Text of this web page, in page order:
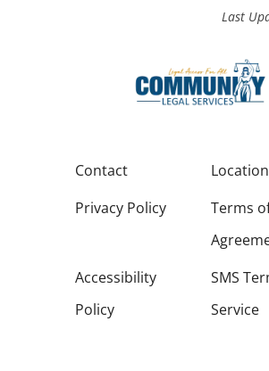
Last
Contact
Privacy Policy
Terms
Accessibility
Policy
SMS
Service